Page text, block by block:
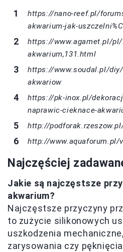
https://nano-reef.pl/
akwarium-jak-
https://www.agamet.pl/
akwarium,131.html
https://www.soudal.pl/
akwariow
https://pk-inox.pl/
naprawic-cieknace-
http://
http://www.aquaforum.pl/
Najczęściej
Jakie są najczęstsze
akwarium?
Najczęstsze przyczyny
to zużycie silikonowych
uszkodzenia
zarysowania czy